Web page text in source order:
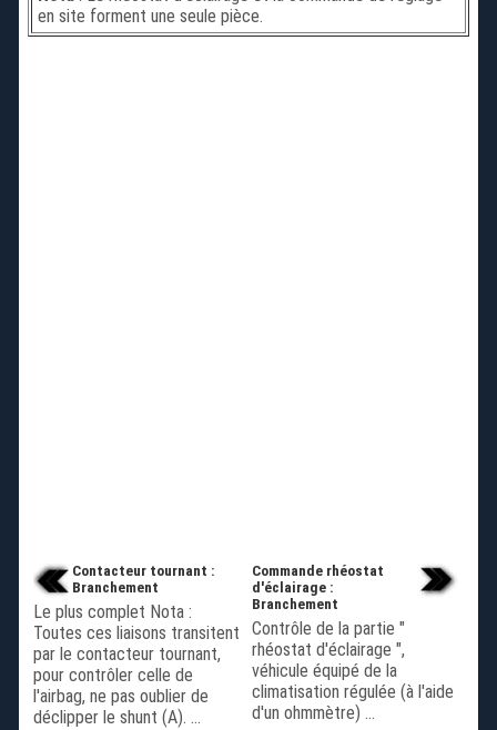
en site forment une seule pièce.
Contacteur tournant :
Branchement
Le plus complet Nota :
Toutes ces liaisons transitent
par le contacteur tournant,
pour contrôler celle de
l'airbag, ne pas oublier de
déclipper le shunt (A). ...
Commande rhéostat
d'éclairage :
Branchement
Contrôle de la partie "
rhéostat d'éclairage ",
véhicule équipé de la
climatisation régulée (à l'aide
d'un ohmmètre) ...